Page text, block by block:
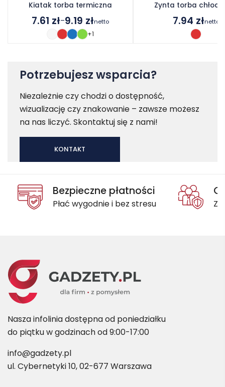
Kiatak torba termiczna
7.61 zł–9.19 zł
9.19 zł
netto
+1
Zynta torba
7.94 złnetto
Potrzebujesz wsparcia?
Niezależnie czy chodzi o dostępność,
wizualizację czy znakowanie – zawsze możesz
na nas liczyć. Skontaktuj się z nami!
KONTAKT
Bezpieczne płatności
Płać wygodnie i bez stresu
Nasza infolinia dostępna od poniedziałku
do piątku w godzinach od 9:00-17:00
info@gadzety.pl
ul. Cybernetyki 10, 02-677 Warszawa